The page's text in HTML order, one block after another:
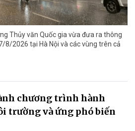
Thủy văn Quốc gia vừa đưa ra thông
8/2026 tại Hà Nội và các vùng trên cả
chương trình hành
trường và ứng phó biến